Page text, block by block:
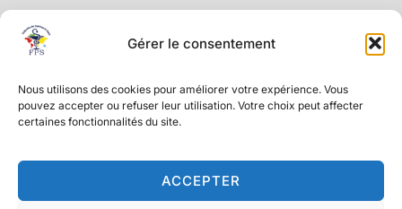
Gérer le consentement
Nous utilisons des cookies pour améliorer votre expérience. Vous
pouvez accepter ou refuser leur utilisation. Votre choix peut affecter
certaines fonctionnalités du site.
ACCEPTER
Accueil
Qui sommes-nous ?
Actualités & Événements
Contact